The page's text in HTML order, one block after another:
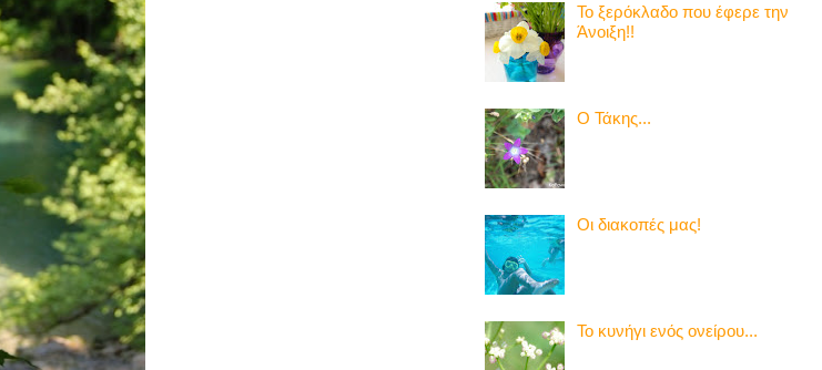
Το ξερόκλαδο που έφερε την
Άνοιξη!!
Ο Τάκης...
Οι διακοπές μας!
Το κυνήγι ενός ονείρου...